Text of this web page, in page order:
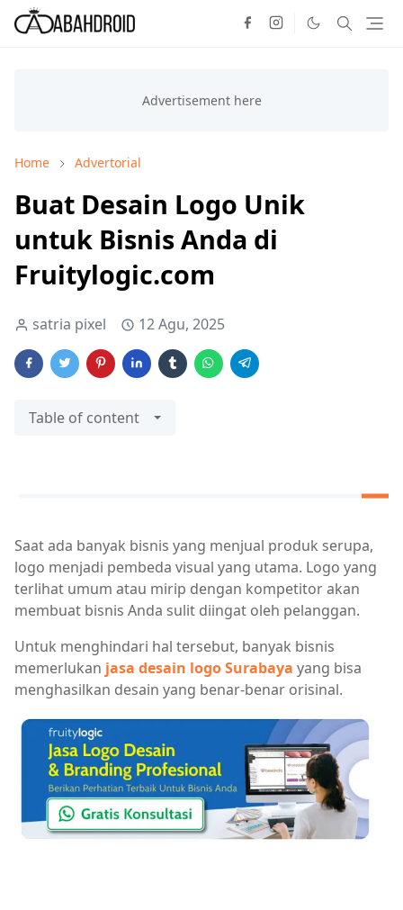
Home Advertorial
Buat Desain Logo Unik
untuk Bisnis Anda di
Fruitylogic.com
satria pixel 12 Agu, 2025
Table of content
Saat ada banyak bisnis yang menjual produk serupa,
logo menjadi pembeda visual yang utama. Logo yang
terlihat umum atau mirip dengan kompetitor akan
membuat bisnis Anda sulit diingat oleh pelanggan.
Untuk menghindari hal tersebut, banyak bisnis
memerlukan jasa desain logo Surabaya yang bisa
menghasilkan desain yang benar-benar orisinal.